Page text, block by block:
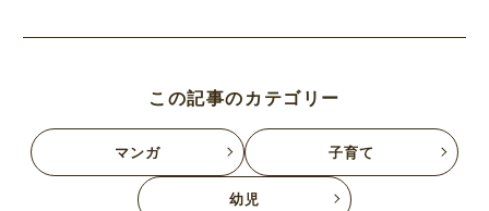
この記事のカテゴリー
マンガ 子育て
幼児